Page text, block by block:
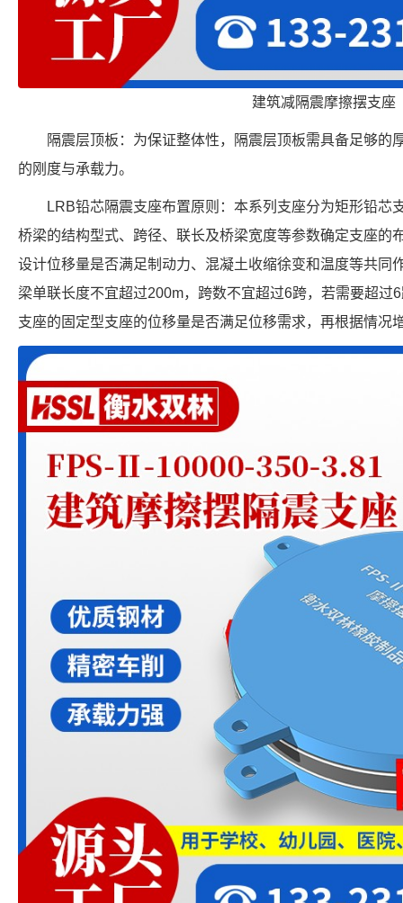
建筑减隔震摩擦摆支座
隔震层顶板：为保证整体性，隔震层顶板需具备足够的
的刚度与承载力。
LRB铅芯隔震支座布置原则：本系列支座分为矩形铅芯
桥梁的结构型式、跨径、联长及桥梁宽度等参数确定支座的
设计位移量是否满足制动力、混凝土收缩徐变和温度等共同
梁单联长度不宜超过200m，跨数不宜超过6跨，若需要超过
支座的固定型支座的位移量是否满足位移需求，再根据情况